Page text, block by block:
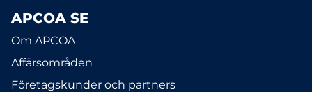
APCOA SE
Om APCOA
Affärsområden
Företagskunder och partners